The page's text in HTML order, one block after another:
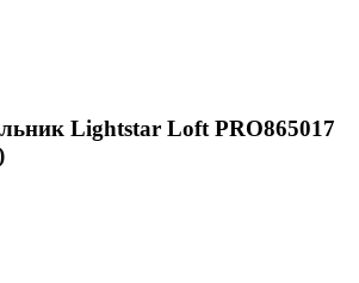
Lightstar Loft PRO865017